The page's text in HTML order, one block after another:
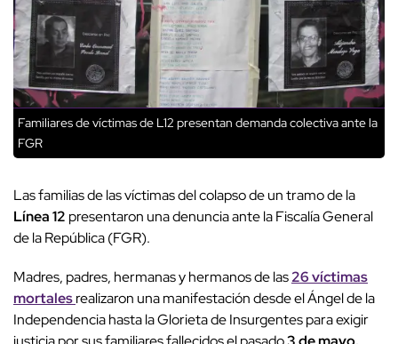
Familiares de víctimas de L12 presentan demanda colectiva ante la
FGR
Las familias de las víctimas del colapso de un tramo de la
Línea 12 presentaron una denuncia ante la Fiscalía General
de la República (FGR).
Madres, padres, hermanas y hermanos de las26 víctimas
mortalesrealizaron una manifestación desde el Ángel de la
Independencia hasta la Glorieta de Insurgentes para exigir